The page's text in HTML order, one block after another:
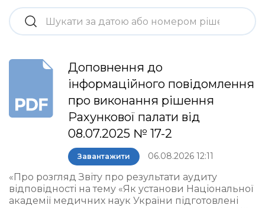
Доповнення до
інформаційного повідомлення
про виконання рішення
Рахункової палати від
08.07.2025 № 17-2
Завантажити 06.08.2026 12:11
«Про розгляд Звіту про результати аудиту
відповідності на тему «Як установи Національної
академії медичних наук України підготовлені